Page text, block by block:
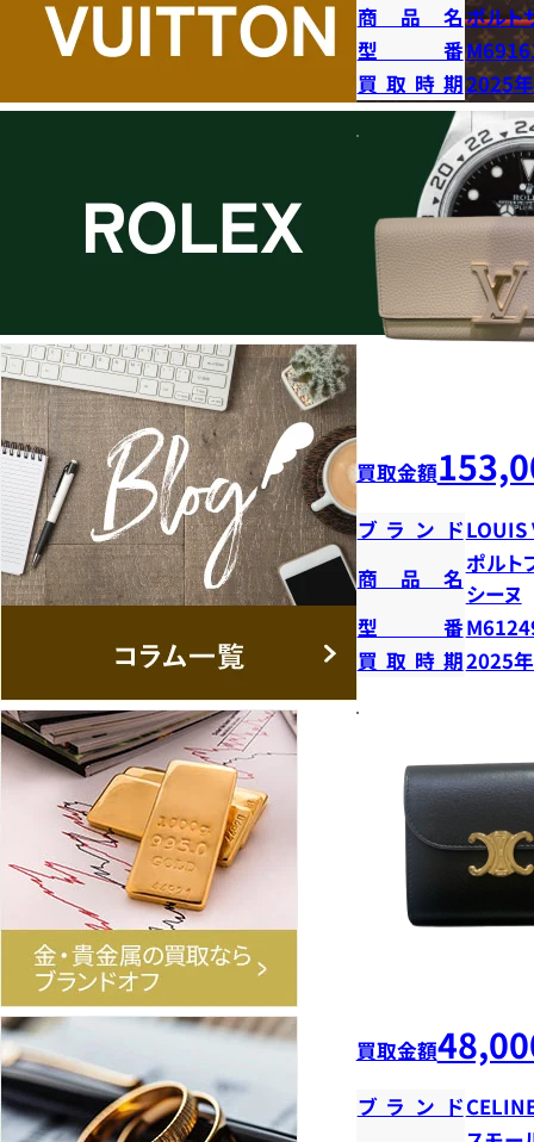
商品名ポルト
型番
買取時期2025
買取金額
ブランドLOUIS
商品名
ポルト
シーヌ
型番
買取時期2025
買取金額
ブランド